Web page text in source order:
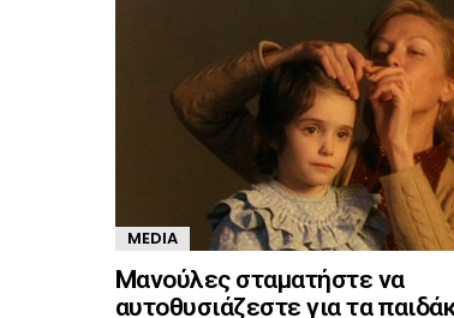
MEDIA
Mανούλες σταματήστε να
αυτοθυσιάζεστε για τα